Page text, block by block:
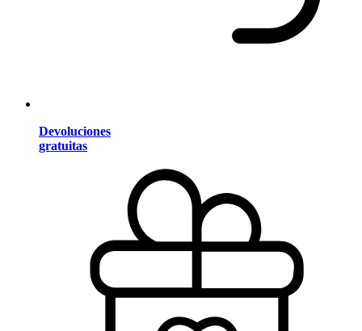
Devoluciones
gratuitas